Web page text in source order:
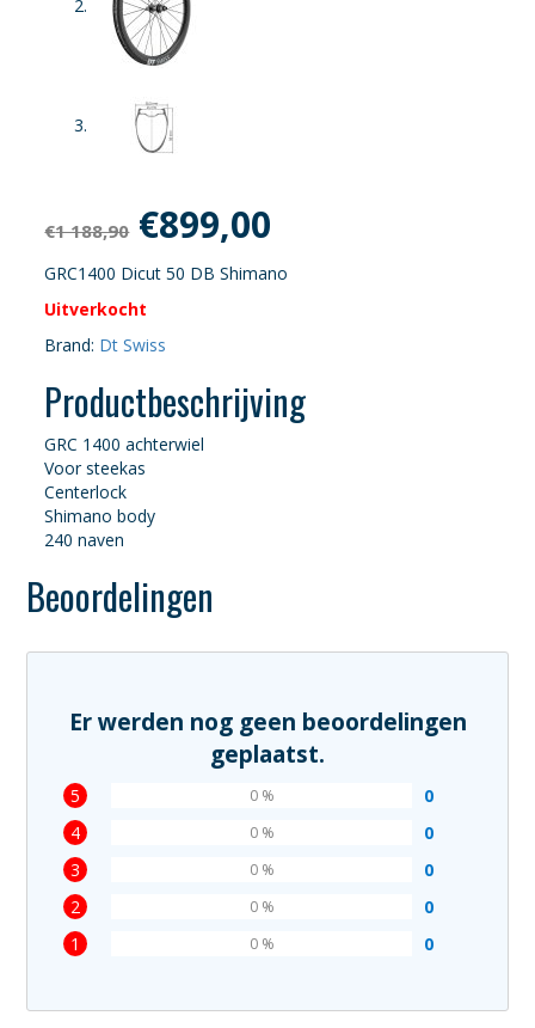
€1 188,90 Oorspronkelijke
prijs
was:
188,90.
€899,00
prijs
GRC1400 Dicut 50 DB Shimano
Uitverkocht
Brand: Dt Swiss
Productbeschrijving
GRC 1400 achterwiel
Voor steekas
Centerlock
Shimano body
240 naven
Beoordelingen
Er werden nog geen beoordelingen
geplaatst.
5 0
0 %
4 0
0 %
3 0
0 %
2 0
0 %
1 0
0 %